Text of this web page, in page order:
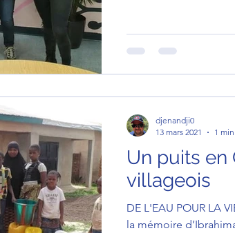
Un puits en
villageois
DE L'EAU POUR LA VIE ! Construire un puits en Guinée, à
la mémoire d’Ibrahima Barry, tué lors de l'attentat de la
djenandji0
13 mars 2021
1